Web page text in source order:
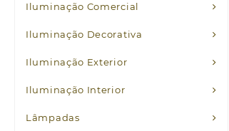
Iluminação Comercial
Iluminação Decorativa
Iluminação Exterior
Iluminação Interior
Lâmpadas